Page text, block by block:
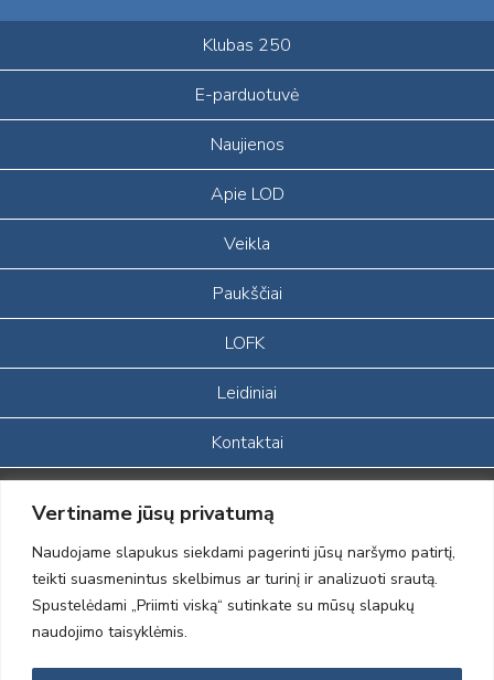
Vertiname jūsų privatumą
Naudojame slapukus siekdami pagerinti jūsų naršymo patirtį,
teikti suasmenintus skelbimus ar turinį ir analizuoti srautą.
Spustelėdami „Priimti viską“ sutinkate su mūsų slapukų
naudojimo taisyklėmis.
Klubas 250
E-parduotuvė
Naujienos
Apie LOD
Veikla
Paukščiai
LOFK
Leidiniai
Kontaktai
Portalas sukurtas įgyvendinant Lietuvos Respublikos, Europos
ekonominės erdvės ir Norvegijos finansinių mechanizmų iš dalies
finansuojamą paprojektį
„LOD visuomeninės /gamtosauginės veiklos sustiprinimas ir įvaizdžio
formavimas įtraukiant visuomenę į aplinkosauginių tyrimų veiklą“
(paprojekčio
įgyvendinimo sutarties numeris 2004-LT0008-NVO-1EEE/NOR-02-